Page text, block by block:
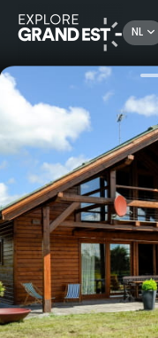
NL
Kijk je ogen uit in de Grand